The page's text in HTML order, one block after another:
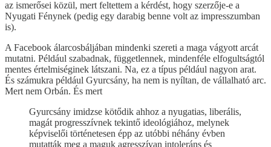
az ismerősei közül, mert feltettem a kérdést, hogy szerzője-e a
Nyugati Fénynek (pedig egy darabig benne volt az impresszumban
is).
A Facebook álarcosbáljában mindenki szereti a maga vágyott arcát
mutatni. Például szabadnak, függetlennek, mindenféle elfogultságtól
mentes értelmiséginek látszani. Na, ez a típus például nagyon arat.
És számukra például Gyurcsány, ha nem is nyíltan, de vállalható arc.
Mert nem Orbán. És mert
Gyurcsány imidzse kötődik ahhoz a nyugatias, liberális,
magát progresszívnek tekintő ideológiához, melynek
képviselői történetesen épp az utóbbi néhány évben
mutatták meg a maguk agresszívan intoleráns és